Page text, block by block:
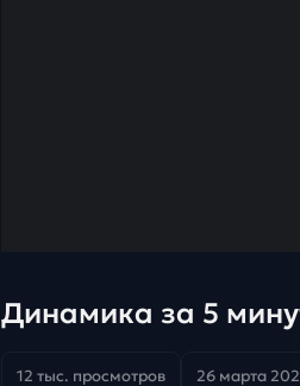
Динамика за 5
12 тыс. просмотров 26 марта